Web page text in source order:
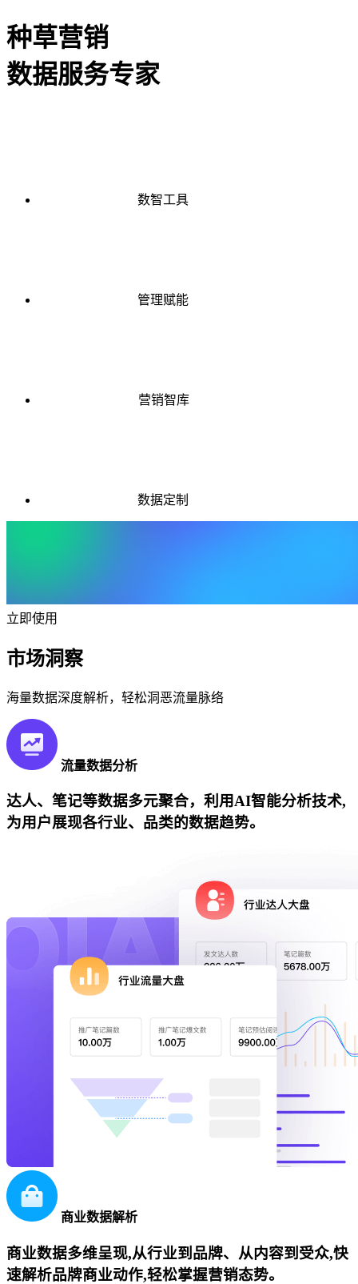
种草营销
数据服务专家
数智工具
管理赋能
营销智库
数据定制
立即使用
市场洞察
海量数据深度解析，轻松洞恶流量脉络
流量数据分析
达人、笔记等数据多元聚合，利用AI智能分析技术,
为用户展现各行业、品类的数据趋势。
商业数据解析
商业数据多维呈现,从行业到品牌、从内容到受众,快
速解析品牌商业动作,轻松掌握营销态势。